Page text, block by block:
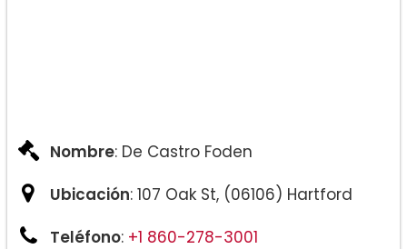
Nombre: De Castro Foden
Ubicación: 107 Oak St, (06106) Hartford
Teléfono: +1 860-278-3001